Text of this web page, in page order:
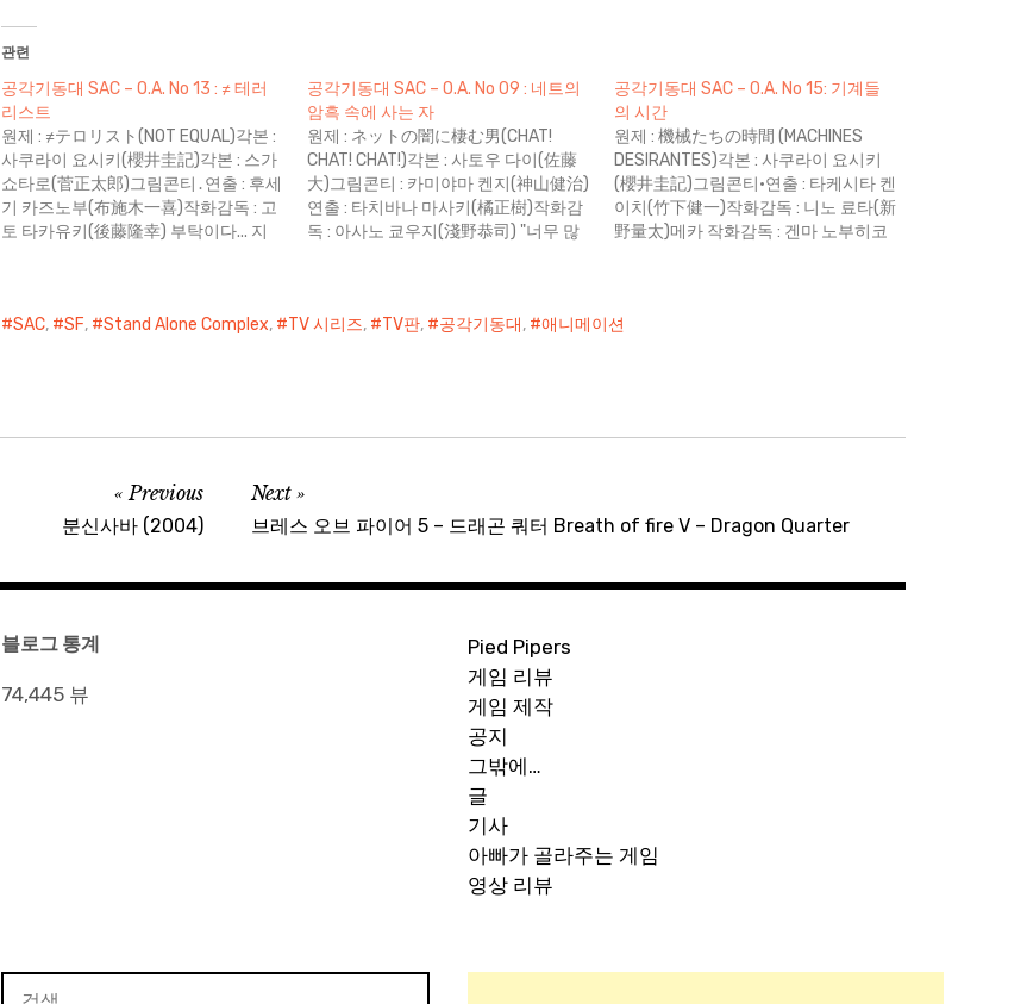
관련
공각기동대 SAC – O.A. No 13 : ≠ 테러
리스트
원제 : ≠テロリスト(NOT EQUAL)각본 :
사쿠라이 요시키(櫻井圭記)각본 : 스가
쇼타로(菅正太郎)그림콘티․연출 : 후세
기 카즈노부(布施木一喜)작화감독 : 고
토 타카유키(後藤隆幸) 부탁이다... 지
연스럽게 잊어버리고, 밝은 기억만을
공각기동대 SAC – O.A. No 09 : 네트의
암흑 속에 사는 자
원제 : ネットの闇に棲む男(CHAT!
CHAT! CHAT!)각본 : 사토우 다이(佐藤
大)그림콘티 : 카미야마 켄지(神山健治)
연출 : 타치바나 마사키(橘正樹)작화감
독 : 아사노 쿄우지(淺野恭司) "너무 많
서 인터넷이 현재의 언론의 대안이 될
공각기동대 SAC – O.A. No 15: 기계들
의 시간
원제 : 機械たちの時間 (MACHINES
DESIRANTES)각본 : 사쿠라이 요시키
(櫻井圭記)그림콘티·연출 : 타케시타 켄
이치(竹下健一)작화감독 : 니노 료타(新
野量太)메카 작화감독 : 겐마 노부히코
포는 기계문명이 발전하기 시작하면서
SAC, SF, Stand Alone Complex, TV 시리즈, TV판, 공각기동대, 애니메이션
Previous
분신사바 (2004)
Next
브레스 오브 파이어 5 – 드래곤 쿼터 Breath of fire V – Dragon Quarter
블로그 통계
74,445 뷰
Pied Pipers
게임 리뷰
게임 제작
공지
그밖에…
글
기사
아빠가 골라주는 게임
영상 리뷰